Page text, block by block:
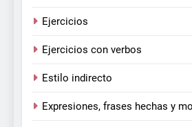
Ejercicios
Ejercicios con verbos
Estilo indirecto
Expresiones, frases hechas y